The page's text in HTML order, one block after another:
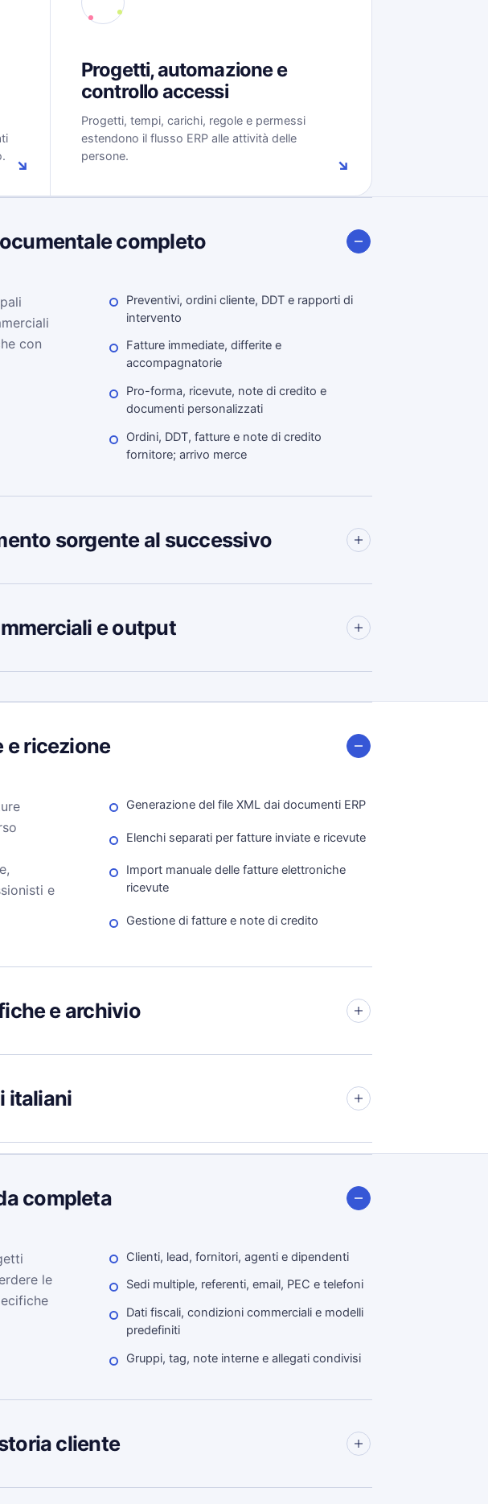
↘
Progetti, automazione e
controllo accessi
Progetti, tempi, carichi, regole e permessi
estendono il flusso ERP alle attività delle
persone.
↘
completo
con
Preventivi, ordini cliente, DDT e rapporti di
intervento
Fatture immediate, differite e
accompagnatorie
Pro-forma, ricevute, note di credito e
documenti personalizzati
Ordini, DDT, fatture e note di credito
fornitore; arrivo merce
sorgente al successivo
e output
e ricezione
e
Generazione del file XML dai documenti ERP
Elenchi separati per fatture inviate e ricevute
Import manuale delle fatture elettroniche
ricevute
Gestione di fatture e note di credito
e archivio
italiani
completa
le
Clienti, lead, fornitori, agenti e dipendenti
Sedi multiple, referenti, email, PEC e telefoni
Dati fiscali, condizioni commerciali e modelli
predefiniti
Gruppi, tag, note interne e allegati condivisi
cliente